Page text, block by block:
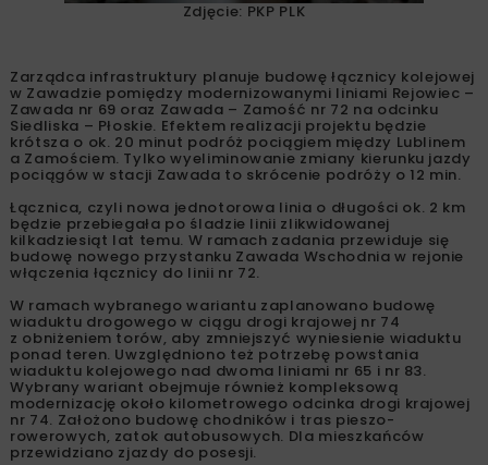
Zdjęcie: PKP PLK
Zarządca infrastruktury planuje budowę łącznicy kolejowej
w Zawadzie pomiędzy modernizowanymi liniami Rejowiec –
Zawada nr 69 oraz Zawada – Zamość nr 72 na odcinku
Siedliska – Płoskie. Efektem realizacji projektu będzie
krótsza o ok. 20 minut podróż pociągiem między Lublinem
a Zamościem. Tylko wyeliminowanie zmiany kierunku jazdy
pociągów w stacji Zawada to skrócenie podróży o 12 min.
Łącznica, czyli nowa jednotorowa linia o długości ok. 2 km
będzie przebiegała po śladzie linii zlikwidowanej
kilkadziesiąt lat temu. W ramach zadania przewiduje się
budowę nowego przystanku Zawada Wschodnia w rejonie
włączenia łącznicy do linii nr 72.
W ramach wybranego wariantu zaplanowano budowę
wiaduktu drogowego w ciągu drogi krajowej nr 74
z obniżeniem torów, aby zmniejszyć wyniesienie wiaduktu
ponad teren. Uwzględniono też potrzebę powstania
wiaduktu kolejowego nad dwoma liniami nr 65 i nr 83.
Wybrany wariant obejmuje również kompleksową
modernizację około kilometrowego odcinka drogi krajowej
nr 74. Założono budowę chodników i tras pieszo-
rowerowych, zatok autobusowych. Dla mieszkańców
przewidziano zjazdy do posesji.